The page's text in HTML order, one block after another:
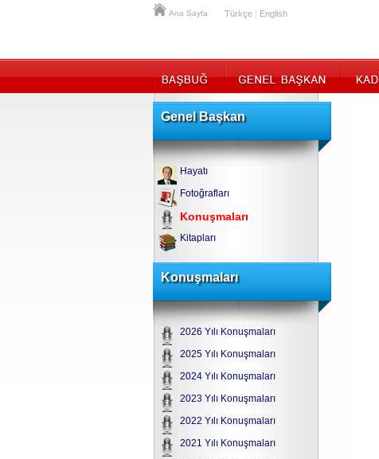
Ana Sayfa Türkçe English
Genel Başkan
Hayatı
Fotoğrafları
Konuşmaları
Kitapları
Konuşmaları
2026 Yılı Konuşmaları
2025 Yılı Konuşmaları
2024 Yılı Konuşmaları
2023 Yılı Konuşmaları
2022 Yılı Konuşmaları
2021 Yılı Konuşmaları